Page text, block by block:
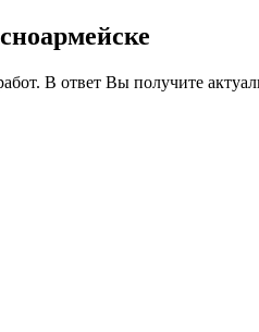
В ответ Вы получите